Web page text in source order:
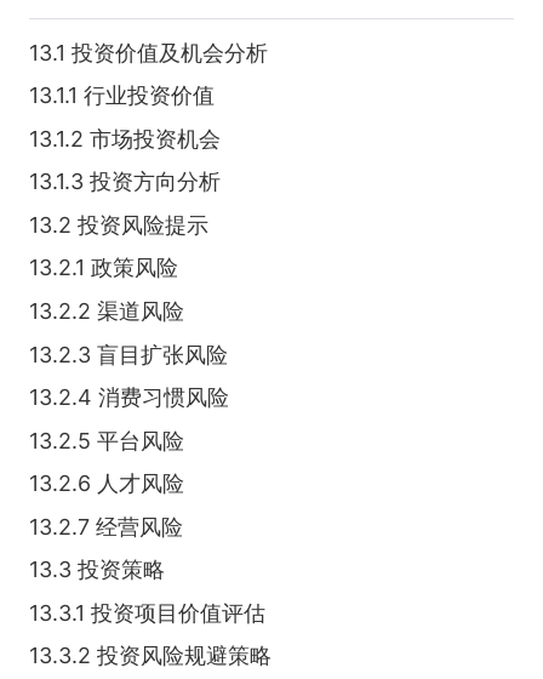
13.1 投资价值及机会分析
13.1.1 行业投资价值
13.1.2 市场投资机会
13.1.3 投资方向分析
13.2 投资风险提示
13.2.1 政策风险
13.2.2 渠道风险
13.2.3 盲目扩张风险
13.2.4 消费习惯风险
13.2.5 平台风险
13.2.6 人才风险
13.2.7 经营风险
13.3 投资策略
13.3.1 投资项目价值评估
13.3.2 投资风险规避策略